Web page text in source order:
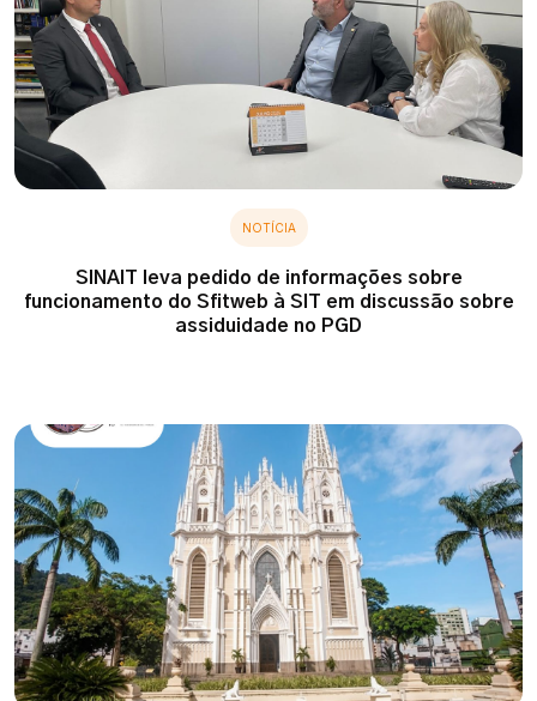
NOTÍCIA
SINAIT leva pedido de informações sobre
funcionamento do Sfitweb à SIT em discussão sobre
assiduidade no PGD